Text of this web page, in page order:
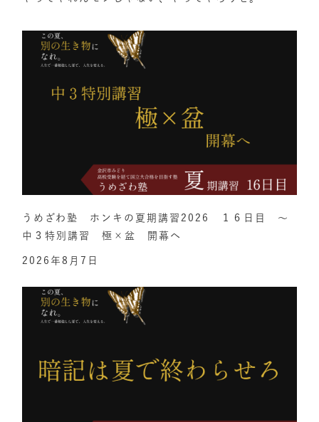
うめざわ塾 ホンキの夏期講習2026 １６日目 ～
中３特別講習 極×盆 開幕へ
2026年8月7日